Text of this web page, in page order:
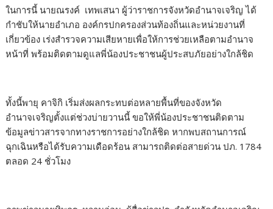
ในการนี้ นายณรงค์ เทพเสนา ผู้ว่าราชการจังหวัดอำนาจเจริญ ได้
กำชับให้นายอำเภอ องค์กรปกครองส่วนท้องถิ่นและหน่วยงานที่
เกี่ยวข้อง เร่งสำรวจความเสียหายเพื่อให้การช่วยเหลือตามอำนาจ
หน้าที่ พร้อมติดตามดูแลพี่น้องประชาชนผู้ประสบภัยอย่างใกล้ชิด
ทั้งนี้พายุ คาจิกิ เริ่มส่งผลกระทบต่อหลายพื้นที่ของจังหวัด
อำนาจเจริญตั้งแต่ช่วงบ่ายวานนี้ ขอให้พี่น้องประชาชนติดตาม
ข้อมูลข่าวสารจากทางราชการอย่างใกล้ชิด หากพบสถานการณ์
ฉุกเฉินหรือได้รับความเดือดร้อน สามารถติดต่อสายด่วน ปภ. 1784
ตลอด 24 ชั่วโมง